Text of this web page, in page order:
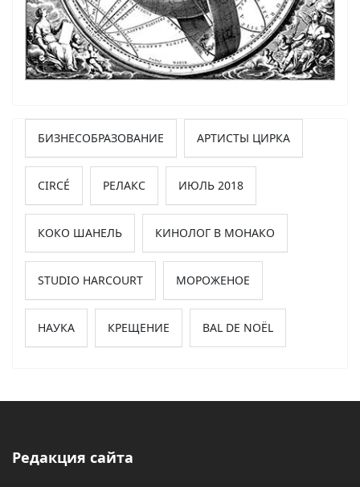
БИЗНЕСОБРАЗОВАНИЕ АРТИСТЫ ЦИРКА
CIRCÉ РЕЛАКС ИЮЛЬ 2018
КОКО ШАНЕЛЬ КИНОЛОГ В МОНАКО
STUDIO HARCOURT МОРОЖЕНОЕ
НАУКА КРЕЩЕНИЕ BAL DE NOËL
Редакция сайта